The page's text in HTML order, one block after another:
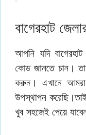
বাগেরহাট
আপনি যদি
কোড জানতে চান।
করুন। এখানে
উপস্থাপন
খুব সহজেই পেয়ে